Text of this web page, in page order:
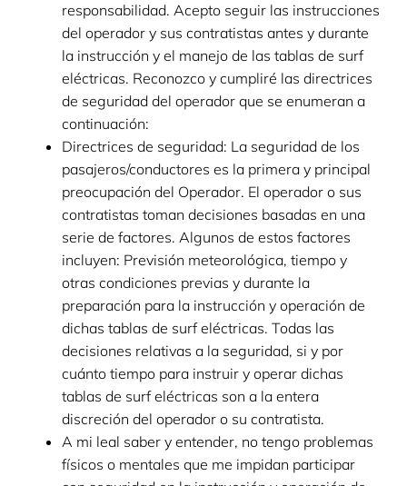
responsabilidad. Acepto seguir las instrucciones
del operador y sus contratistas antes y durante
la instrucción y el manejo de las tablas de surf
eléctricas. Reconozco y cumpliré las directrices
de seguridad del operador que se enumeran a
continuación:
Directrices de seguridad: La seguridad de los
pasajeros/conductores es la primera y principal
preocupación del Operador. El operador o sus
contratistas toman decisiones basadas en una
serie de factores. Algunos de estos factores
incluyen: Previsión meteorológica, tiempo y
otras condiciones previas y durante la
preparación para la instrucción y operación de
dichas tablas de surf eléctricas. Todas las
decisiones relativas a la seguridad, si y por
cuánto tiempo para instruir y operar dichas
tablas de surf eléctricas son a la entera
discreción del operador o su contratista.
A mi leal saber y entender, no tengo problemas
físicos o mentales que me impidan participar